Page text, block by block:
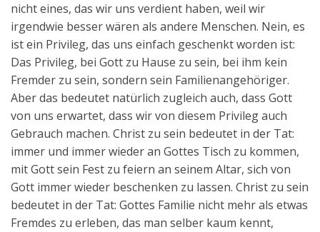
nicht eines, das wir uns verdient haben, weil wir
irgendwie besser wären als andere Menschen. Nein, es
ist ein Privileg, das uns einfach geschenkt worden ist:
Das Privileg, bei Gott zu Hause zu sein, bei ihm kein
Fremder zu sein, sondern sein Familienangehöriger.
Aber das bedeutet natürlich zugleich auch, dass Gott
von uns erwartet, dass wir von diesem Privileg auch
Gebrauch machen. Christ zu sein bedeutet in der Tat:
immer und immer wieder an Gottes Tisch zu kommen,
mit Gott sein Fest zu feiern an seinem Altar, sich von
Gott immer wieder beschenken zu lassen. Christ zu sein
bedeutet in der Tat: Gottes Familie nicht mehr als etwas
Fremdes zu erleben, das man selber kaum kennt,